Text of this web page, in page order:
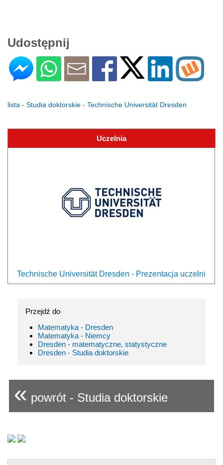
Udostępnij
lista - Studia doktorskie - Technische Universität Dresden
Uczelnia
Technische Universität Dresden - Prezentacja uczelni
Przejdź do
Matematyka - Dresden
Matematyka - Niemcy
Dresden - matematyczne, statystyczne
Dresden - Studia doktorskie
« powrót - Studia doktorskie